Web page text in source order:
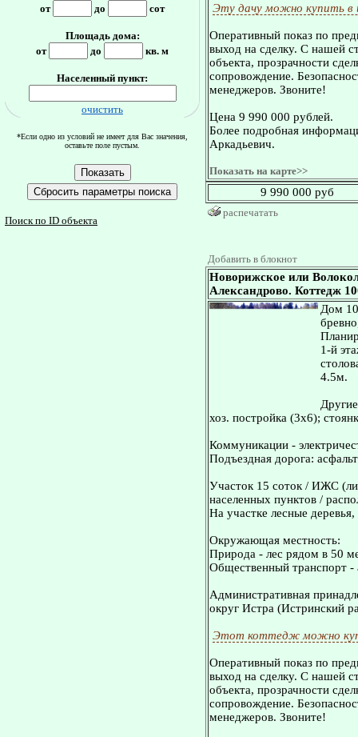
от
до сот
Площадь дома:
от
до кв. м
Населенный пункт:
очистить
*Если одно из условий не имеет для Вас значения,
оставьте поле пустым.
Поиск по ID объекта
Эту дачу можно купить в
Оперативный показ по
выход на сделку. С нашей
объекта, прозрачности
сопровождение.
менеджеров. Звоните!
Цена 9 990 000 рублей.
Более подробная
Аркадьевич.
Показать на карте>>
9 990 000 руб
распечатать
Добавить в блокнот
Новорижское или
Александрово. Коттедж
Дом
1-й
4.5м.
хоз. постройка (3х6);
Коммуникации -
Подъездная дорога:
Участок 15 соток / ИЖС
населенных пунктов /
На участке лесные
Окружающая местность:
Природа - лес рядом в 50
Общественный транспорт -
Административная
округ Истра (Истринский
Этот коттедж можно
Оперативный показ по
выход на сделку. С нашей
объекта, прозрачности
сопровождение.
менеджеров. Звоните!